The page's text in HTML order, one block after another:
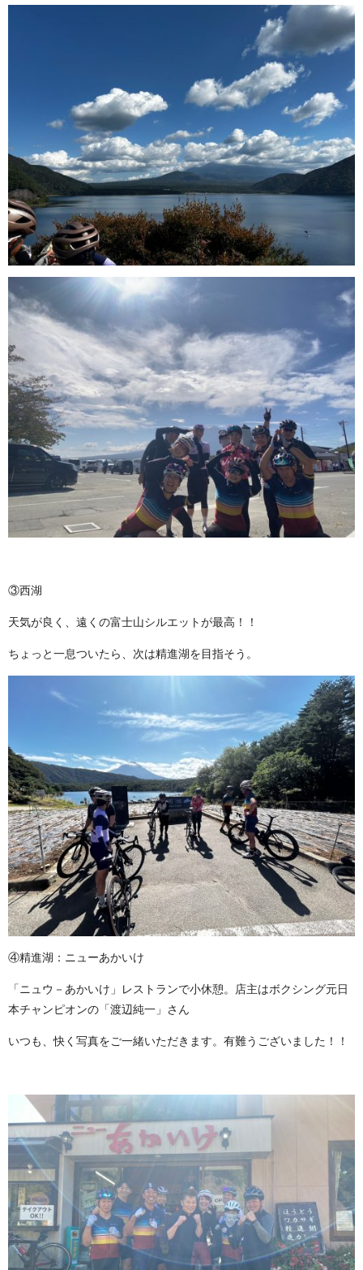
③西湖
天気が良く、遠くの富士山シルエットが最高！！
ちょっと一息ついたら、次は精進湖を目指そう。
④精進湖：ニューあかいけ
「ニュウ－あかいけ」レストランで小休憩。店主はボクシング元日
本チャンピオンの「渡辺純一」さん
いつも、快く写真をご一緒いただきます。有難うございました！！